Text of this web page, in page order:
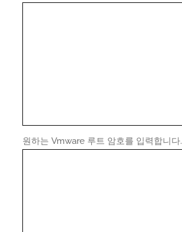
원하는 Vmware 루트 암호를 입력합니다.